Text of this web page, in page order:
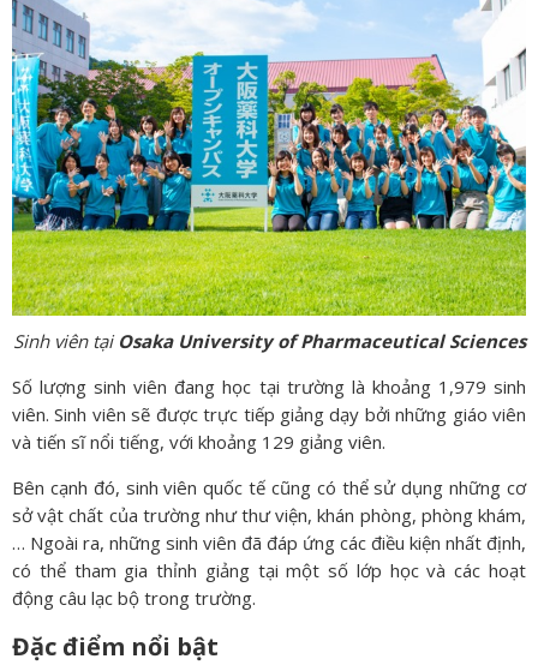
Sinh viên tại Osaka University of Pharmaceutical Sciences
Số lượng sinh viên đang học tại trường là khoảng 1,979 sinh
viên. Sinh viên sẽ được trực tiếp giảng dạy bởi những giáo viên
và tiến sĩ nổi tiếng, với khoảng 129 giảng viên.
Bên cạnh đó, sinh viên quốc tế cũng có thể sử dụng những cơ
sở vật chất của trường như thư viện, khán phòng, phòng khám,
… Ngoài ra, những sinh viên đã đáp ứng các điều kiện nhất định,
có thể tham gia thỉnh giảng tại một số lớp học và các hoạt
động câu lạc bộ trong trường.
Đặc điểm nổi bật